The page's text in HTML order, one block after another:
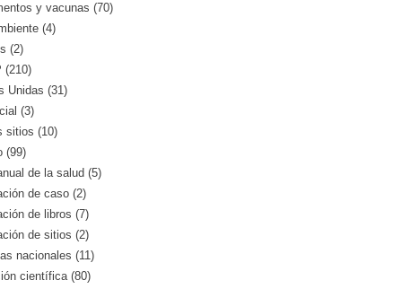
y vacunas (70)
(4)
(2)
(210)
Unidas (31)
(3)
sitios (10)
(99)
de la salud (5)
de caso (2)
de libros (7)
de sitios (2)
nacionales (11)
científica (80)